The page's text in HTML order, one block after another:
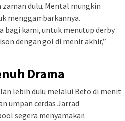
dulu. Mental mungkin
menggambarkannya.
bagi kami, untuk menutup derby
dengan gol di menit akhir,”
Drama
lebih dulu melalui Beto di menit
umpan cerdas Jarrad
segera menyamakan